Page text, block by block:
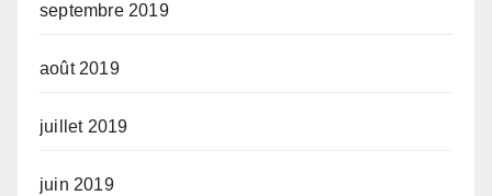
septembre 2019
août 2019
juillet 2019
juin 2019